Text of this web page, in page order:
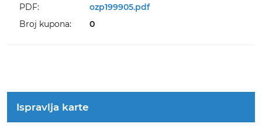
PDF:
ozp199905.pdf
Broj kupona:
0
Ispravlja karte